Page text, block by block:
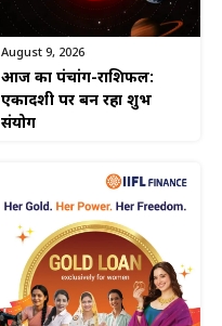
August 9, 2026
आज का पंचांग-राशिफल:
एकादशी पर बन रहा शुभ
संयोग